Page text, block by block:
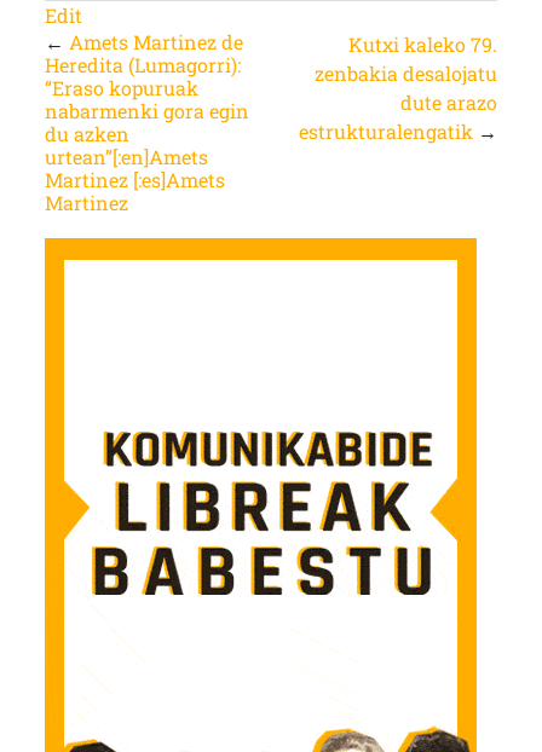
Edit
← Amets Martinez de
Heredita (Lumagorri):
“Eraso kopuruak
nabarmenki gora egin
du azken
urtean”[:en]Amets
Martinez [:es]Amets
Martinez
Kutxi kaleko 79.
zenbakia desalojatu
dute arazo
estrukturalengatik →